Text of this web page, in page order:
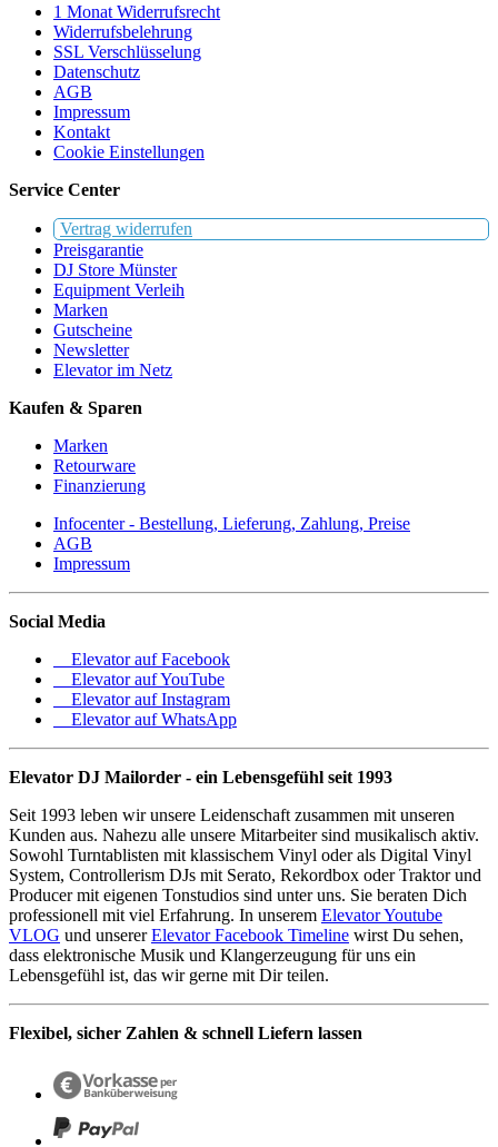
1 Monat Widerrufsrecht
Widerrufsbelehrung
SSL Verschlüsselung
Datenschutz
AGB
Impressum
Kontakt
Cookie Einstellungen
Service Center
Vertrag widerrufen
Preisgarantie
DJ Store Münster
Equipment Verleih
Marken
Gutscheine
Newsletter
Elevator im Netz
Kaufen & Sparen
Marken
Retourware
Finanzierung
Infocenter - Bestellung, Lieferung, Zahlung, Preise
AGB
Impressum
Social Media
Elevator auf Facebook
Elevator auf YouTube
Elevator auf Instagram
Elevator auf WhatsApp
Elevator DJ Mailorder - ein Lebensgefühl seit 1993
Seit 1993 leben wir unsere Leidenschaft zusammen mit unseren
Kunden aus. Nahezu alle unsere Mitarbeiter sind musikalisch aktiv.
Sowohl Turntablisten mit klassischem Vinyl oder als Digital Vinyl
System, Controllerism DJs mit Serato, Rekordbox oder Traktor und
Producer mit eigenen Tonstudios sind unter uns. Sie beraten Dich
professionell mit viel Erfahrung. In unserem Elevator Youtube
VLOG und unsererElevator Facebook Timeline wirst Du sehen,
dass elektronische Musik und Klangerzeugung für uns ein
Lebensgefühl ist, das wir gerne mit Dir teilen.
Flexibel, sicher Zahlen & schnell Liefern lassen